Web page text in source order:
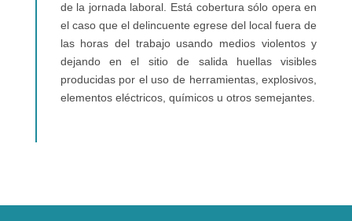
de la jornada laboral. Está cobertura sólo opera en
el caso que el delincuente egrese del local fuera de
las horas del trabajo usando medios violentos y
dejando en el sitio de salida huellas visibles
producidas por el uso de herramientas, explosivos,
elementos eléctricos, químicos u otros semejantes.